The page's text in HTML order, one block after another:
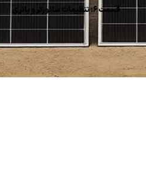
قسمت ۶: تنظیمات سانورتر و باتری